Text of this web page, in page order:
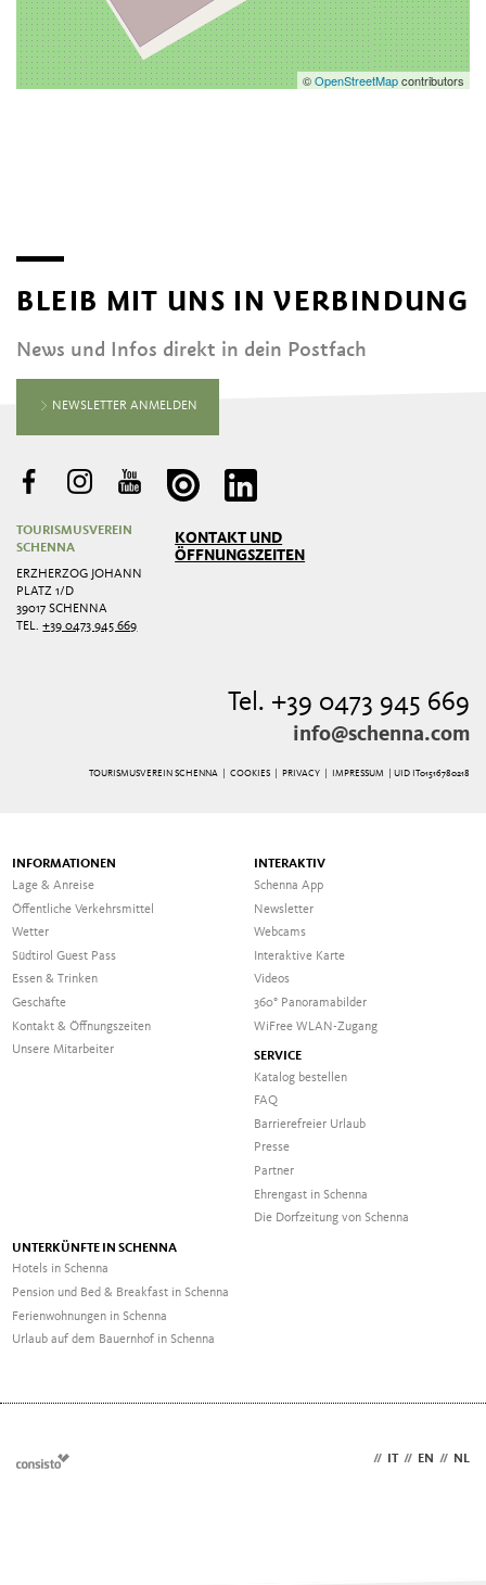
©OpenStreetMapcontributors
BLEIB MIT UNS IN VERBINDUNG
News und Infos direkt in dein Postfach
NEWSLETTER ANMELDEN
TOURISMUSVEREIN
SCHENNA
ERZHERZOG JOHANN
PLATZ 1/D
39017 SCHENNA
TEL.+39 0473 945 669
KONTAKT UND
ÖFFNUNGSZEITEN
Tel. +39 0473 945 669
info@schenna.com
TOURISMUSVEREIN SCHENNA | COOKIES| PRIVACY| IMPRESSUM | UID IT01516780218
INFORMATIONEN
Lage & Anreise
Öffentliche Verkehrsmittel
Wetter
Südtirol Guest Pass
Essen & Trinken
Geschäfte
Kontakt & Öffnungszeiten
Unsere Mitarbeiter
INTERAKTIV
Schenna App
Newsletter
Webcams
Interaktive Karte
Videos
360° Panoramabilder
WiFree WLAN-Zugang
SERVICE
Katalog bestellen
FAQ
Barrierefreier Urlaub
Presse
Partner
Ehrengast in Schenna
Die Dorfzeitung von Schenna
UNTERKÜNFTE IN SCHENNA
Hotels in Schenna
Pension und Bed & Breakfast in Schenna
Ferienwohnungen in Schenna
Urlaub auf dem Bauernhof in Schenna
// IT // EN // NL